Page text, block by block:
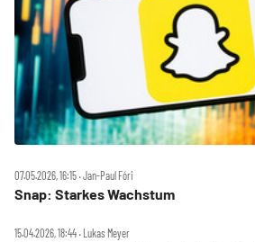
07.05.2026, 16:15 ‧ Jan-Paul Fóri
Snap: Starkes Wachstum
15.04.2026, 18:44 ‧ Lukas Meyer